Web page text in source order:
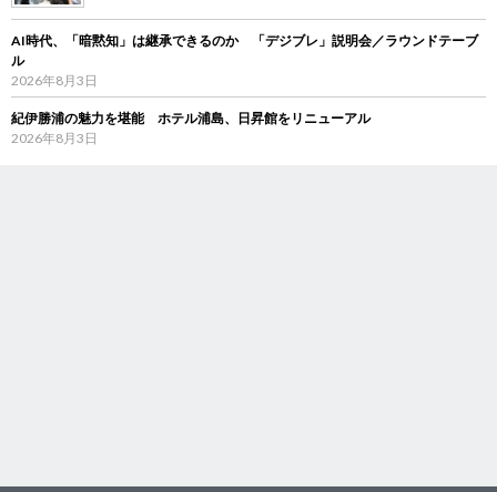
AI時代、「暗黙知」は継承できるのか 「デジブレ」説明会／ラウンドテーブ
ル
2026年8月3日
紀伊勝浦の魅力を堪能 ホテル浦島、日昇館をリニューアル
2026年8月3日